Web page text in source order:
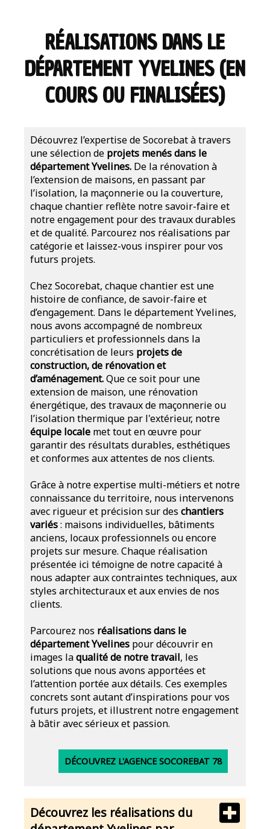
RÉALISATIONS DANS LE
DÉPARTEMENT YVELINES (EN
COURS OU FINALISÉES)
Découvrez l’expertise de Socorebat à travers
une sélection de projets menés dans le
département Yvelines. De la rénovation à
l’extension de maisons, en passant par
l’isolation, la maçonnerie ou la couverture,
chaque chantier reflète notre savoir-faire et
notre engagement pour des travaux durables
et de qualité. Parcourez nos réalisations par
catégorie et laissez-vous inspirer pour vos
futurs projets.
Chez Socorebat, chaque chantier est une
histoire de confiance, de savoir-faire et
d’engagement. Dans le département Yvelines,
nous avons accompagné de nombreux
particuliers et professionnels dans la
concrétisation de leurs projets de
construction, de rénovation et
d’aménagement.Que ce soit pour une
extension de maison, une rénovation
énergétique, des travaux de maçonnerie ou
l’isolation thermique par l'extérieur, notre
équipe locale met tout en œuvre pour
garantir des résultats durables, esthétiques
et conformes aux attentes de nos clients.
Grâce à notre expertise multi-métiers et notre
connaissance du territoire, nous intervenons
avec rigueur et précision sur des chantiers
variés: maisons individuelles, bâtiments
anciens, locaux professionnels ou encore
projets sur mesure. Chaque réalisation
présentée ici témoigne de notre capacité à
nous adapter aux contraintes techniques, aux
styles architecturaux et aux envies de nos
clients.
Parcourez nos réalisations dans le
département Yvelines pour découvrir en
images laqualité de notre travail, les
solutions que nous avons apportées et
l’attention portée aux détails. Ces exemples
concrets sont autant d’inspirations pour vos
futurs projets, et illustrent notre engagement
à bâtir avec sérieux et passion.
DÉCOUVREZ L'AGENCE SOCOREBAT 78
Découvrez les réalisations du